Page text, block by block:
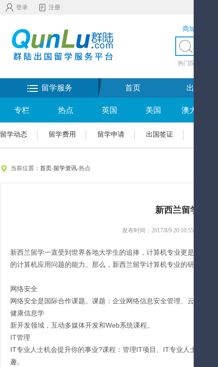
登录 注册
商城服务
热门院校
留学服务 首页 出国留学
专栏 热点 英国 美国 澳大利亚
留学动态 留学费用 留学申请 出国签证
当前位置： 首页-留学资讯-热点
新西兰留学计
发布时间：2017/8/9 20:10:55 来源
新西兰留学一直受到世界各地大学生的追捧，计算机专业更是热门
的计算机应用问题的能力。那么，新西兰留学计算机专业的研究领域
网络安全
网络安全是国际合作课题。课题：企业网络信息安全管理、云计算
健康信息学
新开发领域，互动多媒体开发和Web系统课程。
IT管理
IT专业人士机会提升你的事业?课程：管理IT项目、IT专业人士管理
趣。